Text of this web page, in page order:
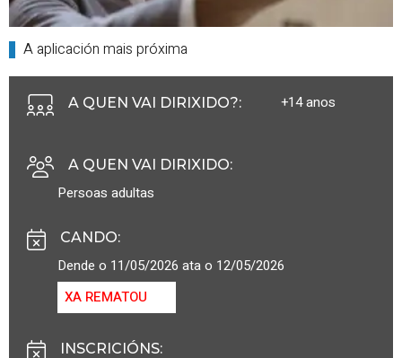
A aplicación mais próxima
A QUEN VAI DIRIXIDO?: +14 anos
A QUEN VAI DIRIXIDO:
Persoas adultas
CANDO:
Dende o 11/05/2026 ata o 12/05/2026
XA REMATOU
INSCRICIÓNS: